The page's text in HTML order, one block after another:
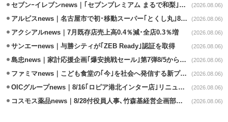
セブンｰイレブンnews｜｢セブンプレミアム まるで和梨｣8/11から順次発売 (2026.08.06)
アルビスnews｜名古屋市で初･移動スーパー｢とくし丸｣8/4運行開始 (2026.08.06)
アクシアルnews｜7月既存店売上高0.4％減･全店0.3％増 (2026.08.06)
サンエーnews｜与勝シティが｢ZEB Ready｣認証を取得 (2026.08.06)
島忠news｜家計応援企画｢爆安挑戦セール｣第7弾8/5から開催 (2026.08.06)
ファミマnews｜こども食堂の｢今｣を社会へ発信する新プロジェクト始動 (2026.08.06)
OICグループnews｜8/16｢ロピア港北インター店｣リニューアル/食品売場拡大 (2026.08.06)
コスモス薬品news｜8/28付役員人事､竹森基経営企画部長が取締役昇格 (2026.08.06)